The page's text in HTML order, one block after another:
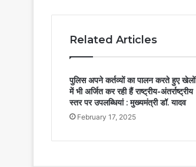
Related Articles
पुलिस अपने कर्तव्यों का पालन करते हुए खेलों
में भी अर्जित कर रही हैं राष्ट्रीय-अंतर्राष्ट्रीय
स्तर पर उपलब्धियां : मुख्यमंत्री डॉ. यादव
February 17, 2025